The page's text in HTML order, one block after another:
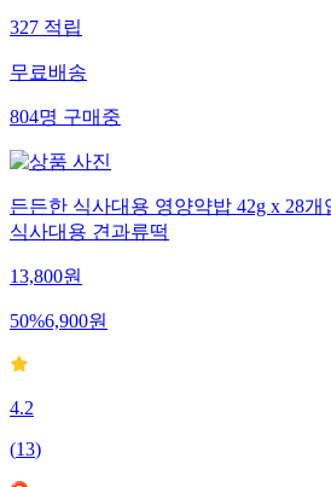
327적립
무료배송
804명구매중
든든한 식사대용 영양약밥 42g x 28
식사대용 견과류떡
13,800원
50%6,900원
4.2
(13)